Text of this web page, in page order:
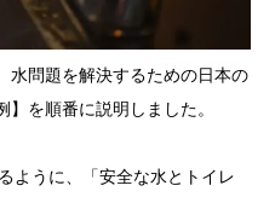
水問題を解決するための日本の
を順番に説明しました。
ように、「安全な水とトイレ